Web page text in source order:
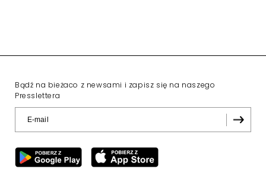
Bądź na bieżaco z newsami i zapisz się na naszego
Presslettera